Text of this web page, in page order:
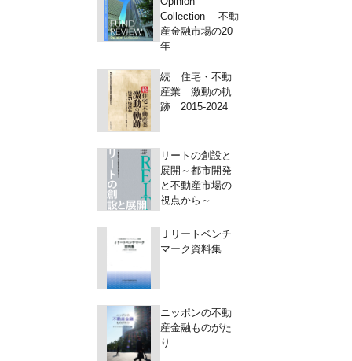
Collection ―不動
産金融市場の20
年
続 住宅・不動
産業 激動の軌
跡 2015-2024
リートの創設と
展開～都市開発
と不動産市場の
視点から～
Ｊリートベンチ
マーク資料集
ニッポンの不動
産金融ものがた
り